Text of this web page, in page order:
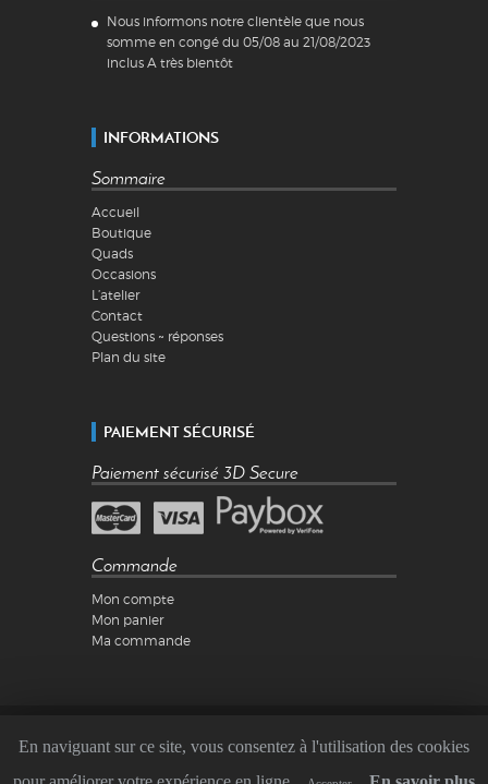
Nous informons notre clientèle que nous
somme en congé du 05/08 au 21/08/2023
inclus A très bientôt
INFORMATIONS
Sommaire
Accueil
Boutique
Quads
Occasions
L’atelier
Contact
Questions ~ réponses
Plan du site
PAIEMENT SÉCURISÉ
Paiement sécurisé 3D Secure
Commande
Mon compte
Mon panier
Ma commande
Conditions Générales de Vente
Copyright ©2026 QuadRS
En naviguant sur ce site, vous consentez à l'utilisation des cookies